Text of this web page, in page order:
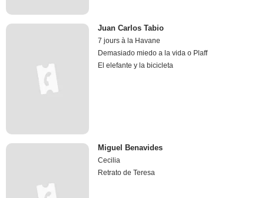
Juan Carlos Tabio
7 jours à la Havane
Demasiado miedo a la vida o Plaff
El elefante y la bicicleta
Miguel Benavides
Cecilia
Retrato de Teresa